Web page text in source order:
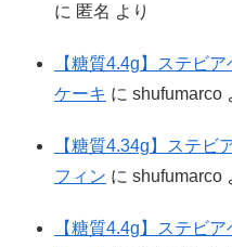
に 匿名 より
【糖質4.4g】ステビ
ケーキ に shufumarco
【糖質4.34g】ステビ
フィン に shufumarco
【糖質4.4g】ステビ